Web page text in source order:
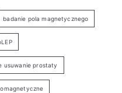
badanie pola magnetycznego
usuwanie prostaty